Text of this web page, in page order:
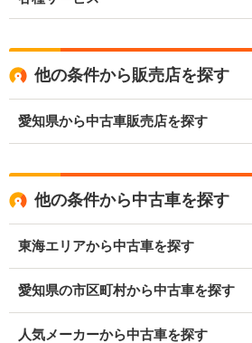
他の条件から販売店を探す
愛知県から中古車販売店を探す
他の条件から中古車を探す
東海エリアから中古車を探す
愛知県の市区町村から中古車を探す
人気メーカーから中古車を探す